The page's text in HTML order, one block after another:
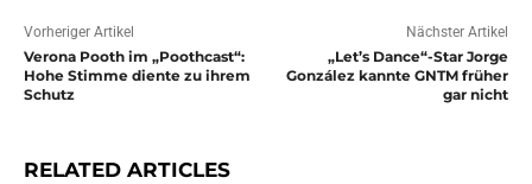
Vorheriger Artikel
Verona Pooth im „Poothcast“:
Hohe Stimme diente zu ihrem
Schutz
Nächster Artikel
„Let’s Dance“-Star Jorge
González kannte GNTM früher
gar nicht
RELATED ARTICLES